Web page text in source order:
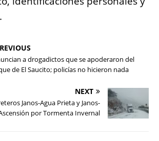
a drogadictos que se apoderaron del
de El Saucito; policías no hicieron nada
NEXT
Janos-Agua Prieta y Janos-
por Tormenta Invernal